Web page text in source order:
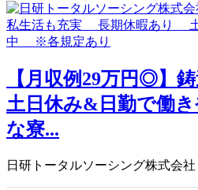
【月収例29万円◎】
土日休み&日勤で働
な寮...
日研トータルソーシング株式会社